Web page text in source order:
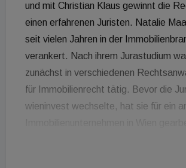
und mit Christian Klaus gewinnt die
einen erfahrenen Juristen. Natalie
seit vielen Jahren in der
verankert. Nach ihrem Jurastudium
zunächst in verschiedenen
für Immobilienrecht tätig. Bevor die
wieninvest wechselte, hat sie für ein